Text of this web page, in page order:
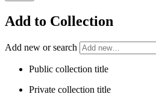
Add to Collection
Add new or search
Public collection title
Private collection title